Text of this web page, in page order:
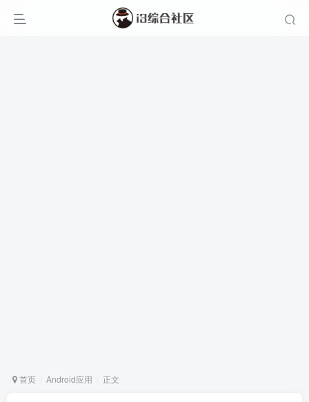
首页 Android应用 正文